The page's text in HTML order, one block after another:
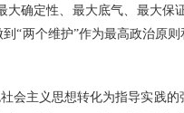
大确定性、最大底气、最大
“两个维护”作为最高政治原
会主义思想转化为指导实践